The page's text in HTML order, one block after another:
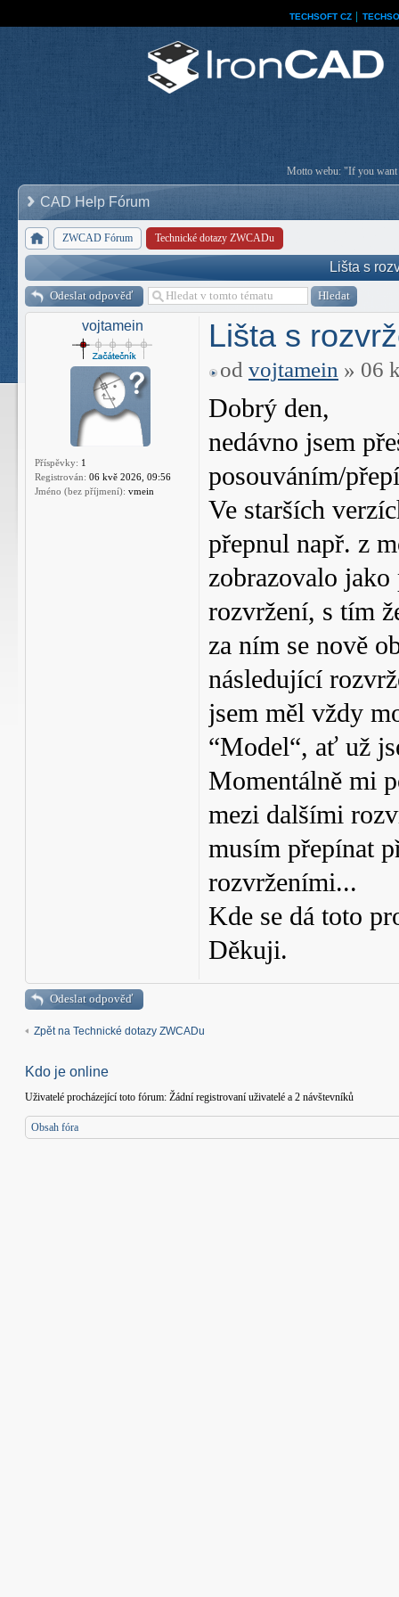
TECHSOFT CZ
Motto webu: "If you want
CAD Help Fórum
ZWCAD Fórum Technické dotazy ZWCADu
Lišta s
Odeslat odpověď
vojtamein
Příspěvky: 1
Registrován: 06 kvě 2026, 09:56
Jméno (bez příjmení): vmein
Lišta s
od vojtamein » 06
Dobrý den,
nedávno jsem
posouváním/
Ve starších
přepnul např. z
zobrazovalo
rozvržení, s tím
za ním se nově
následující
jsem měl vždy
“Model“, ať už
Momentálně mi
mezi dalšími
musím přepínat
rozvrženími...
Kde se dá toto
Děkuji.
Odeslat odpověď
Zpět na Technické dotazy ZWCADu
Kdo je online
Uživatelé procházející toto fórum: Žádní registrovaní uživatelé a 2 návštevníků
Obsah fóra